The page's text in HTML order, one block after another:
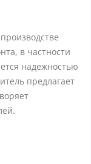
в частности
надежностью
предлагает